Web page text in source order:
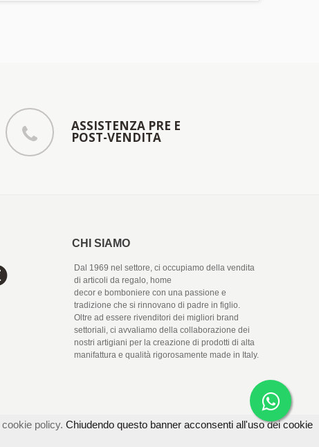
ASSISTENZA PRE E
POST-VENDITA
CHI SIAMO
Dal 1969 nel settore, ci occupiamo della vendita
di articoli da regalo, home
decor e bomboniere con una passione e
tradizione che si rinnovano di padre in figlio.
Oltre ad essere rivenditori dei migliori brand
settoriali, ci avvaliamo della collaborazione dei
nostri artigiani per la creazione di prodotti di alta
manifattura e qualità rigorosamente made in Italy.
cookie policy. Chiudendo questo banner acconsenti all'uso dei cookie